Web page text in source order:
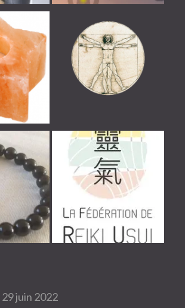
29 juin 2022